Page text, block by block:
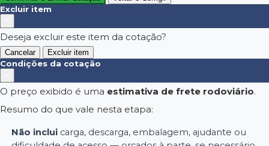
Excluir item
Deseja excluir este item da cotação?
Cancelar Excluir item
Condições da cotação
O preço exibido é uma estimativa de frete rodoviário.
Resumo do que vale nesta etapa:
Não inclui carga, descarga, embalagem, ajudante ou